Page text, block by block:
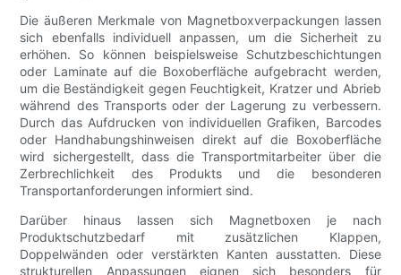
Die äußeren Merkmale von Magnetboxverpackungen lassen
sich ebenfalls individuell anpassen, um die Sicherheit zu
erhöhen. So können beispielsweise Schutzbeschichtungen
oder Laminate auf die Boxoberfläche aufgebracht werden,
um die Beständigkeit gegen Feuchtigkeit, Kratzer und Abrieb
während des Transports oder der Lagerung zu verbessern.
Durch das Aufdrucken von individuellen Grafiken, Barcodes
oder Handhabungshinweisen direkt auf die Boxoberfläche
wird sichergestellt, dass die Transportmitarbeiter über die
Zerbrechlichkeit des Produkts und die besonderen
Transportanforderungen informiert sind.
Darüber hinaus lassen sich Magnetboxen je nach
Produktschutzbedarf mit zusätzlichen Klappen,
Doppelwänden oder verstärkten Kanten ausstatten. Diese
strukturellen Anpassungen eignen sich besonders für